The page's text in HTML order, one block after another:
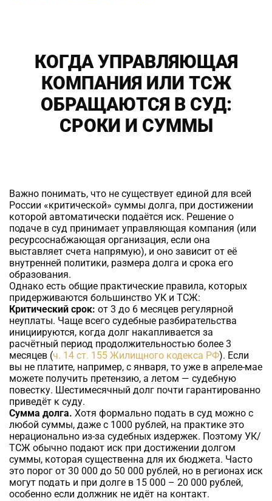
КОГДА УПРАВЛЯЮЩАЯ
КОМПАНИЯ ИЛИ ТСЖ
ОБРАЩАЮТСЯ В СУД:
СРОКИ И СУММЫ
Важно понимать, что не существует единой для всей
России «критической» суммы долга, при достижении
которой автоматически подаётся иск. Решение о
подаче в суд принимает управляющая компания (или
ресурсоснабжающая организация, если она
выставляет счета напрямую), и оно зависит от её
внутренней политики, размера долга и срока его
образования.
Однако есть общие практические правила, которых
придерживаются большинство УК и ТСЖ:
Критический срок: от 3 до 6 месяцев регулярной
неуплаты. Чаще всего судебные разбирательства
инициируются, когда долг накапливается за
расчётный период продолжительностью более 3
месяцев (ч. 14 ст. 155 Жилищного кодекса РФ). Если
вы не платите, например, с января, то уже в апреле-мае
можете получить претензию, а летом — судебную
повестку. Шестимесячный долг почти гарантированно
приведёт к суду.
Сумма долга. Хотя формально подать в суд можно с
любой суммы, даже с 1000 рублей, на практике это
нерационально из-за судебных издержек. Поэтому УК/
ТСЖ обычно подают иск при достижении долгом
суммы, которая существенна для их бюджета. Часто
это порог от 30 000 до 50 000 рублей, но в регионах иск
могут подать и при долге в 15 000 – 20 000 рублей,
особенно если должник не идёт на контакт.